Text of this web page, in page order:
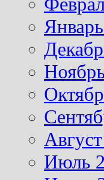
Июль